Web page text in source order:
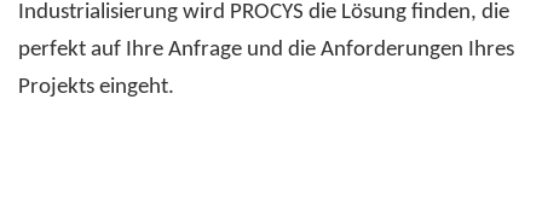
Industrialisierung wird PROCYS die Lösung finden, die
perfekt auf Ihre Anfrage und die Anforderungen Ihres
Projekts eingeht.